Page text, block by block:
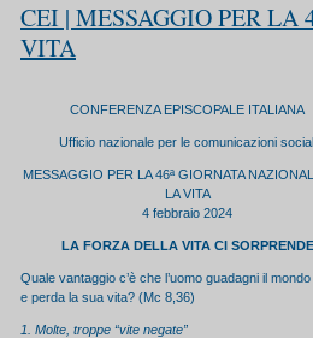
CEI | MESSAGGIO PER LA
VITA
CONFERENZA EPISCOPALE ITALIANA
Ufficio nazionale per le comunicazioni
MESSAGGIO PER LA 46ª GIORNATA
LA VITA
4 febbraio 2024
LA FORZA DELLA VITA CI SORPRENDE
Quale vantaggio c’è che l’uomo guadagni il
e perda la sua vita? (Mc 8,36)
1. Molte, troppe “vite negate”